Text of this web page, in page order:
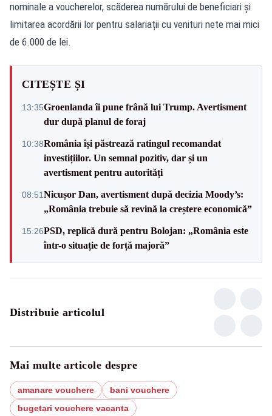
nominale a voucherelor, scăderea numărului de beneficiari și
limitarea acordării lor pentru salariații cu venituri nete mai mici
de 6.000 de lei.
CITEȘTE ȘI
13:35Groenlanda îi pune frână lui Trump. Avertisment
dur după planul de foraj
10:38România își păstrează ratingul recomandat
investițiilor. Un semnal pozitiv, dar și un
avertisment pentru autorități
08:51Nicușor Dan, avertisment după decizia Moody’s:
„România trebuie să revină la creștere economică”
15:26PSD, replică dură pentru Bolojan: „România este
într-o situație de forță majoră”
Distribuie articolul
Mai multe articole despre
amanare vouchere
bani vouchere
bugetari vouchere vacanta